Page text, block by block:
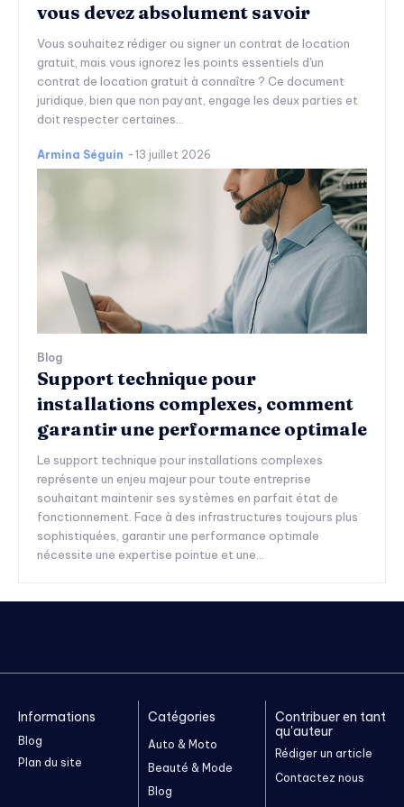
vous devez absolument savoir
Vous souhaitez rédiger ou signer un contrat de location
gratuit, mais vous ignorez les points essentiels d'un
contrat de location gratuit à connaître ? Ce document
juridique, bien que non payant, engage les deux parties et
doit respecter certaines...
Armina Séguin - 13 juillet 2026
Blog
Support technique pour
installations complexes, comment
garantir une performance optimale
Le support technique pour installations complexes
représente un enjeu majeur pour toute entreprise
souhaitant maintenir ses systèmes en parfait état de
fonctionnement. Face à des infrastructures toujours plus
sophistiquées, garantir une performance optimale
nécessite une expertise pointue et une...
Informations
Blog
Plan du site
Catégories
Auto & Moto
Beauté & Mode
Blog
Contribuer en tant
qu'auteur
Rédiger un article
Contactez nous